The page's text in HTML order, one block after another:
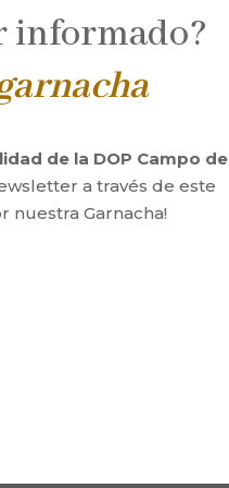
informado?
de la DOP Campo de
a través de este
nuestra Garnacha!